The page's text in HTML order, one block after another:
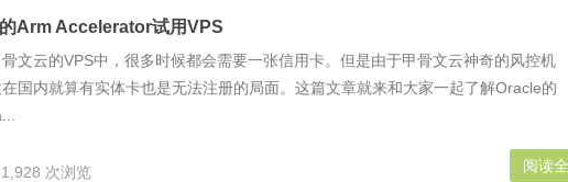
Arm Accelerator试用VPS
文云的VPS中，很多时候都会需要一张信用卡。但是由于甲骨文云神奇的风控机
国内就算有实体卡也是无法注册的局面。这篇文章就来和大家一起了解Oracle的
1,928 次浏览 阅读